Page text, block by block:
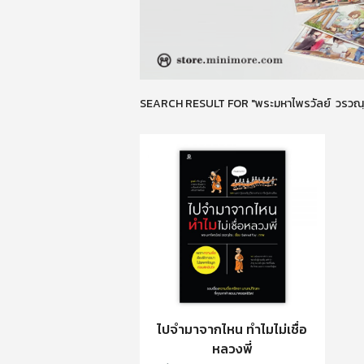
SEARCH RESULT FOR "พระมหาไพรวัลย์ วรว
ไปจำมาจากไหน ทำไมไม่เชื่อ
หลวงพี่